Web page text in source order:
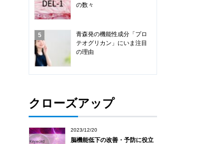
の数々
青森発の機能性成分「プロ
テオグリカン」にいま注目
の理由
クローズアップ
2023/12/20
脳機能低下の改善・予防に役立